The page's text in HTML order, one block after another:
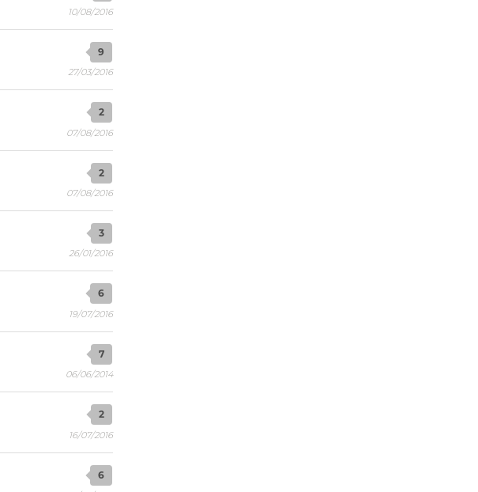
10/08/2016
9
27/03/2016
2
07/08/2016
2
07/08/2016
3
26/01/2016
6
19/07/2016
7
06/06/2014
2
16/07/2016
6